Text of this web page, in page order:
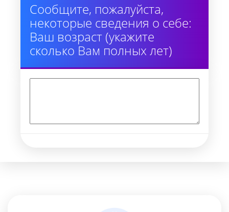
Сообщите, пожалуйста,
некоторые сведения о себе:
Ваш возраст (укажите
сколько Вам полных лет)